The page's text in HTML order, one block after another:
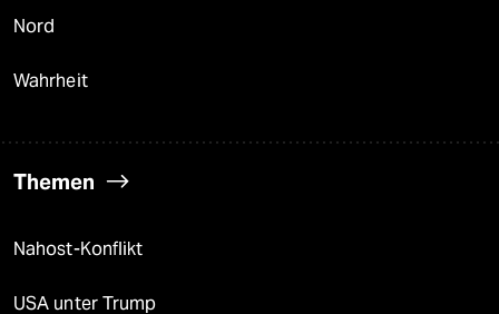
Nord
Wahrheit
Themen
Nahost-Konflikt
USA unter Trump